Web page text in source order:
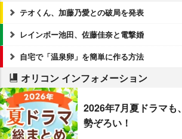
テオくん、加藤乃愛との破局を発表
レインボー池田、佐藤佳奈と電撃婚
自宅で「温泉卵」を簡単に作る方法
オリコン インフォメーション
2026年7月夏ドラマも
勢ぞろい！